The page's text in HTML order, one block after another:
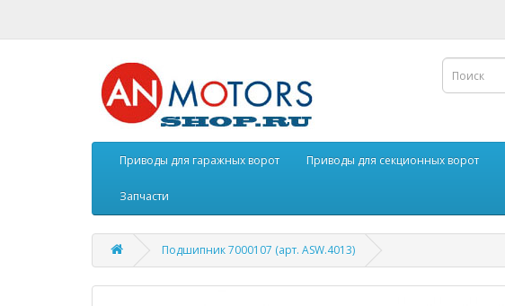
Приводы для гаражных ворот Приводы для секционных ворот
Запчасти
Подшипник 7000107 (арт. ASW.4013)